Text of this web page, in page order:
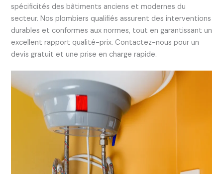
spécificités des bâtiments anciens et modernes du
secteur. Nos plombiers qualifiés assurent des interventions
durables et conformes aux normes, tout en garantissant un
excellent rapport qualité-prix. Contactez-nous pour un
devis gratuit et une prise en charge rapide.